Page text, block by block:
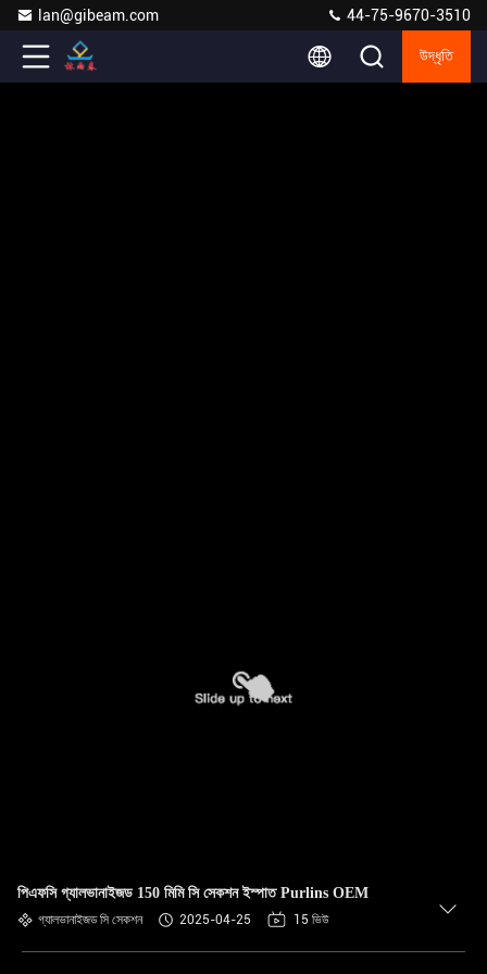
lan@gibeam.com 44-75-9670-3510
উদ্ধৃতি
পিএফসি গ্যালভানাইজড 150 মিমি সি সেকশন ইস্পাত Purlins OEM
গ্যালভানাইজড সি সেকশন 2025-04-25 15 ভিউ